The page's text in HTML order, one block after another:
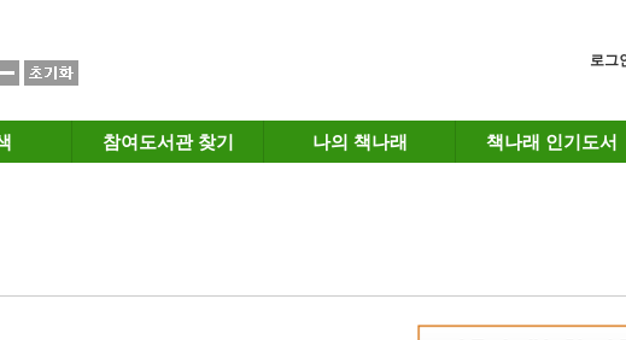
로그
참여도서관 찾기 나의 책나래 책나래 인기도서